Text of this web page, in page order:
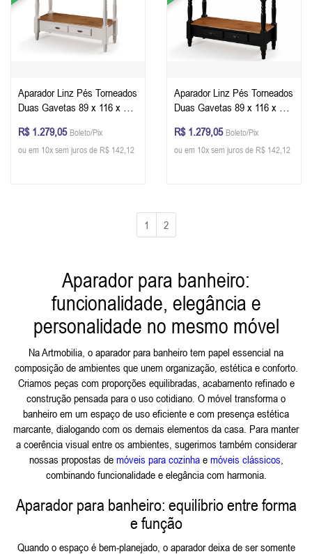
Aparador Linz Pés Torneados
Duas Gavetas 89 x 116 x 40
- Imbuia Glazer
R$ 1.279,05 Boleto/Pix
ou em 10x sem juros de R$ 142,12
Aparador Linz Pés Torneados
Duas Gavetas 89 x 116 x 40
Imbuia Glazer
R$ 1.279,05 Boleto/Pix
ou em 10x sem juros de R$ 142,12
1 2
Aparador para banheiro:
funcionalidade, elegância e
personalidade no mesmo móvel
Na Artmobilia, o aparador para banheiro tem papel essencial na
composição de ambientes que unem organização, estética e conforto.
Criamos peças com proporções equilibradas, acabamento refinado e
construção pensada para o uso cotidiano. O móvel transforma o
banheiro em um espaço de uso eficiente e com presença estética
marcante, dialogando com os demais elementos da casa. Para manter
a coerência visual entre os ambientes, sugerimos também considerar
nossas propostas de móveis para cozinhae móveis clássicos
combinando funcionalidade e elegância com harmonia.
Aparador para banheiro: equilíbrio entre forma
e função
Quando o espaço é bem-planejado, o aparador deixa de ser somente